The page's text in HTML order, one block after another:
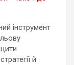
інструмент
й